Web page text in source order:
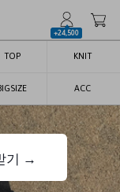
+24,500
TOP KNIT
ACC
기 →